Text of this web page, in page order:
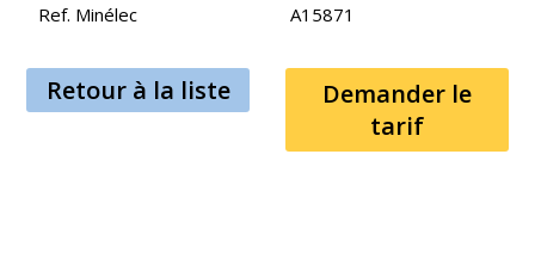
Ref. Minélec A15871
Retour à la liste
Demander le
tarif